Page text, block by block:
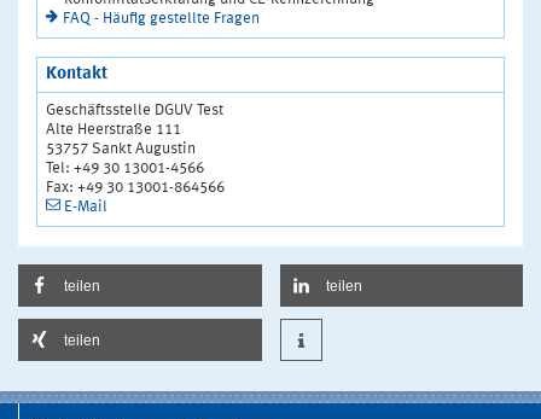
FAQ - Häufig gestellte Fragen
Kontakt
Geschäftsstelle DGUV Test
Alte Heerstraße 111
53757 Sankt Augustin
Tel: +49 30 13001-4566
Fax: +49 30 13001-864566
E-Mail
teilen teilen
teilen